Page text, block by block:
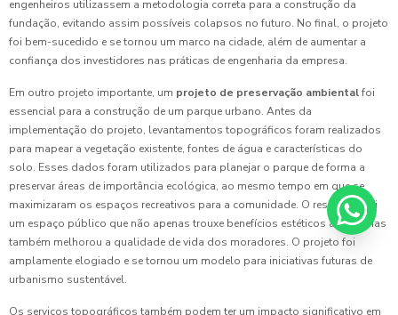
engenheiros utilizassem a metodologia correta para a construção da
fundação, evitando assim possíveis colapsos no futuro. No final, o projeto
foi bem-sucedido e se tornou um marco na cidade, além de aumentar a
confiança dos investidores nas práticas de engenharia da empresa.
Em outro projeto importante, um projeto de preservação ambientalfoi
essencial para a construção de um parque urbano. Antes da
implementação do projeto, levantamentos topográficos foram realizados
para mapear a vegetação existente, fontes de água e características do
solo. Esses dados foram utilizados para planejar o parque de forma a
preservar áreas de importância ecológica, ao mesmo tempo em que se
maximizaram os espaços recreativos para a comunidade. O resultado foi
um espaço público que não apenas trouxe benefícios estéticos à área, mas
também melhorou a qualidade de vida dos moradores. O projeto foi
amplamente elogiado e se tornou um modelo para iniciativas futuras de
urbanismo sustentável.
Os serviços topográficos também podem ter um impacto significativo em